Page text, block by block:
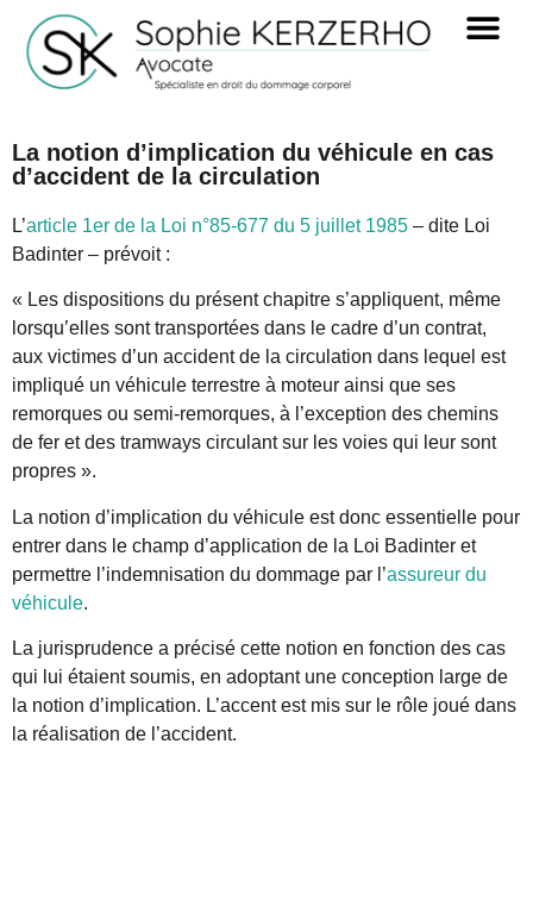
La notion d’implication du véhicule en cas
d’accident de la circulation
L’article 1er de la Loi n°85-677 du 5 juillet 1985 – dite Loi
Badinter – prévoit :
« Les dispositions du présent chapitre s’appliquent, même
lorsqu’elles sont transportées dans le cadre d’un contrat,
aux victimes d’un accident de la circulation dans lequel est
impliqué un véhicule terrestre à moteur ainsi que ses
remorques ou semi-remorques, à l’exception des chemins
de fer et des tramways circulant sur les voies qui leur sont
propres ».
La notion d’implication du véhicule est donc essentielle pour
entrer dans le champ d’application de la Loi Badinter et
permettre l’indemnisation du dommage par l’assureur du
véhicule.
La jurisprudence a précisé cette notion en fonction des cas
qui lui étaient soumis, en adoptant une conception large de
la notion d’implication. L’accent est mis sur le rôle joué dans
la réalisation de l’accident.